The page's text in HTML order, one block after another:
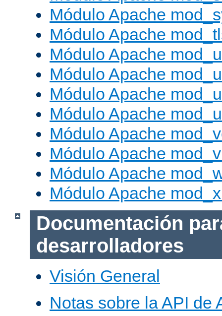
Módulo Apache
Módulo Apache
Módulo Apache
Módulo Apache
Módulo Apache
Módulo Apache
Módulo Apache
Módulo Apache
Módulo Apache
Módulo Apache
Documentación
desarrolladores
Visión General
Notas sobre la API de